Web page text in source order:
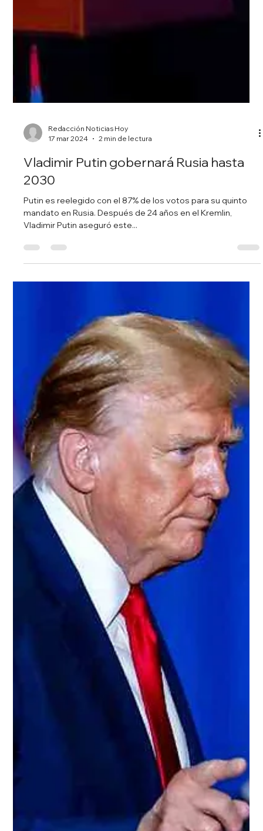
Redacción Noticias Hoy
2 min de lectura
Vladimir Putin gobernará Rusia hasta
Putin es reelegido con el 87% de los votos para su quinto
mandato en Rusia. Después de 24 años en el Kremlin,